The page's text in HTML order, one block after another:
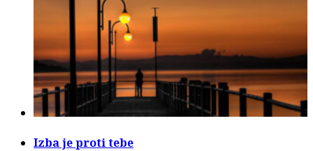
Izba je proti tebe